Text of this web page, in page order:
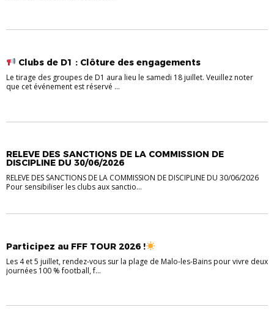
Clubs de D1 : Clôture des engagements
Le tirage des groupes de D1 aura lieu le samedi 18 juillet. Veuillez noter
que cet événement est réservé ...
RELEVE DES SANCTIONS DE LA COMMISSION DE
DISCIPLINE DU 30/06/2026
RELEVE DES SANCTIONS DE LA COMMISSION DE DISCIPLINE DU 30/06/2026
Pour sensibiliser les clubs aux sanctio...
Participez au FFF TOUR 2026 !
Les 4 et 5 juillet, rendez-vous sur la plage de Malo-les-Bains pour vivre deux
journées 100 % football, f...